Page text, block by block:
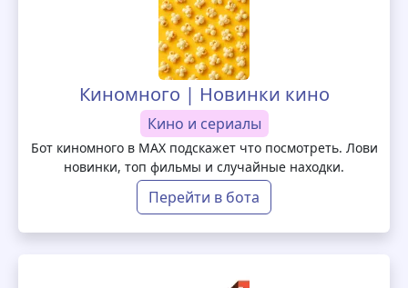
Киномного | Новинки кино
Кино и сериалы
Бот киномного в MAX подскажет что посмотреть. Лови
новинки, топ фильмы и случайные находки.
Перейти в бота